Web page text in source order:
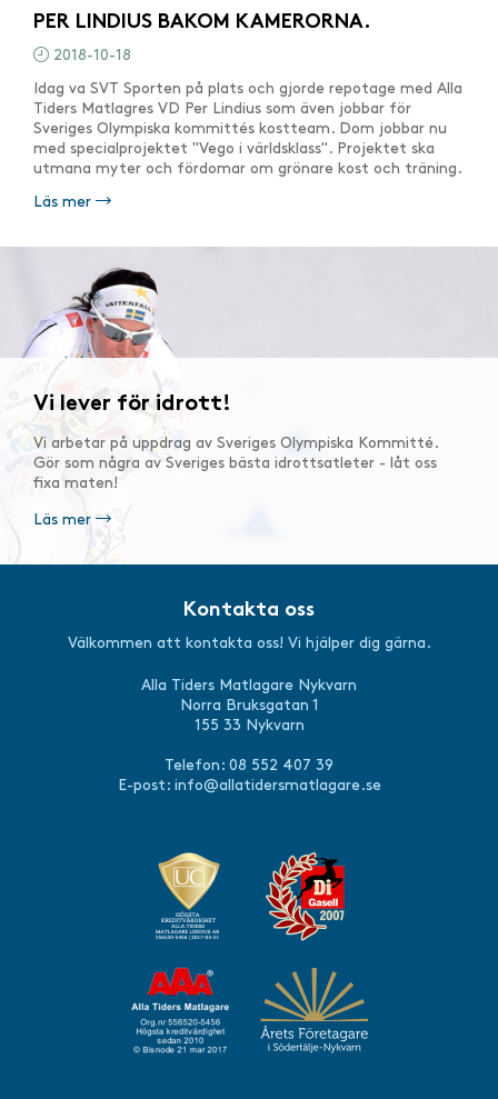
PER LINDIUS BAKOM KAMERORNA.
2018-10-18
Idag va SVT Sporten på plats och gjorde repotage med Alla
Tiders Matlagres VD Per Lindius som även jobbar för
Sveriges Olympiska kommittés kostteam. Dom jobbar nu
med specialprojektet "Vego i världsklass". Projektet ska
utmana myter och fördomar om grönare kost och träning.
Läs mer
Vi lever för idrott!
Vi arbetar på uppdrag av Sveriges Olympiska Kommitté.
Gör som några av Sveriges bästa idrottsatleter - låt oss
fixa maten!
Läs mer
Kontakta oss
Välkommen att kontakta oss! Vi hjälper dig gärna.
Alla Tiders Matlagare Nykvarn
Norra Bruksgatan 1
155 33 Nykvarn
Telefon: 08 552 407 39
E-post: info@allatidersmatlagare.se